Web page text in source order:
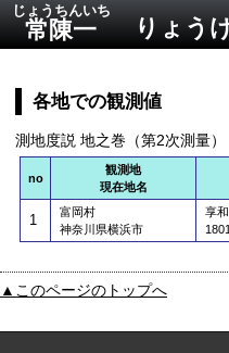
常陳一
じょうちんいち
りょう
各地での観測値
測地度説 地之巻（第2次測量）
no
観測地
現在地名
1
富岡村
神奈川県横浜市
享
▲このページのトップへ